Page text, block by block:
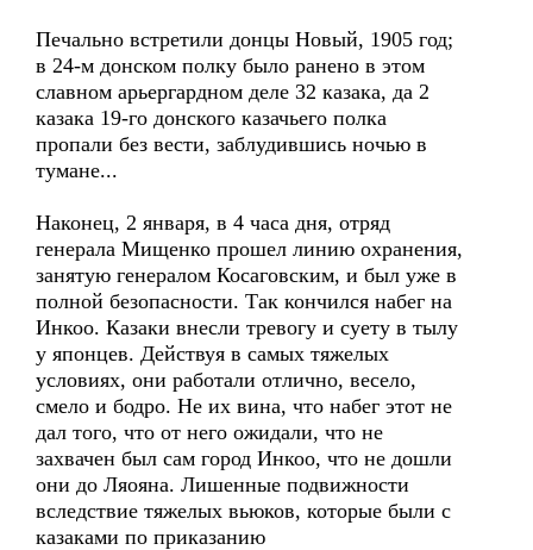
Печально встретили донцы Новый, 1905 год;
в 24-м донском полку было ранено в этом
славном арьергардном деле 32 казака, да 2
казака 19-го донского казачьего полка
пропали без вести, заблудившись ночью в
тумане...
Наконец, 2 января, в 4 часа дня, отряд
генерала Мищенко прошел линию охранения,
занятую генералом Косаговским, и был уже в
полной безопасности. Так кончился набег на
Инкоо. Казаки внесли тревогу и суету в тылу
у японцев. Действуя в самых тяжелых
условиях, они работали отлично, весело,
смело и бодро. Не их вина, что набег этот не
дал того, что от него ожидали, что не
захвачен был сам город Инкоо, что не дошли
они до Ляояна. Лишенные подвижности
вследствие тяжелых вьюков, которые были с
казаками по приказанию